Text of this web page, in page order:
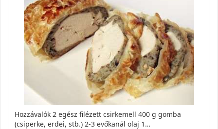
Hozzávalók 2 egész filézett csirkemell 400 g gomba
(csiperke, erdei, stb.) 2-3 evőkanál olaj 1…